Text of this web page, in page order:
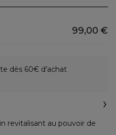
99,00 €
dès 60€ d’achat
revitalisant au pouvoir de